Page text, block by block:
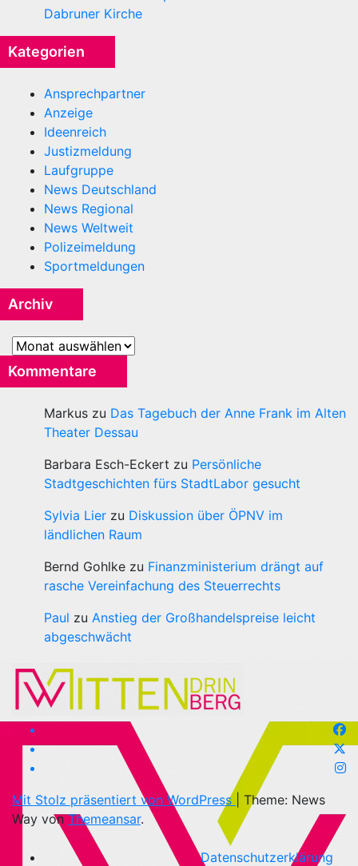
Dabruner Kirche
Kategorien
Ansprechpartner
Anzeige
Ideenreich
Justizmeldung
Laufgruppe
News Deutschland
News Regional
News Weltweit
Polizeimeldung
Sportmeldungen
Archiv
Archiv
Kommentare
Markus zu Das Tagebuch der Anne Frank im Alten
Theater Dessau
Barbara Esch-Eckert zu Persönliche
Stadtgeschichten fürs StadtLabor gesucht
Sylvia Lier zu Diskussion über ÖPNV im
ländlichen Raum
Bernd Gohlke zu Finanzministerium drängt auf
rasche Vereinfachung des Steuerrechts
Paul zu Anstieg der Großhandelspreise leicht
abgeschwächt
Mit Stolz präsentiert von WordPress
Theme: News
Way vonThemeansar.
Datenschutzerklärung